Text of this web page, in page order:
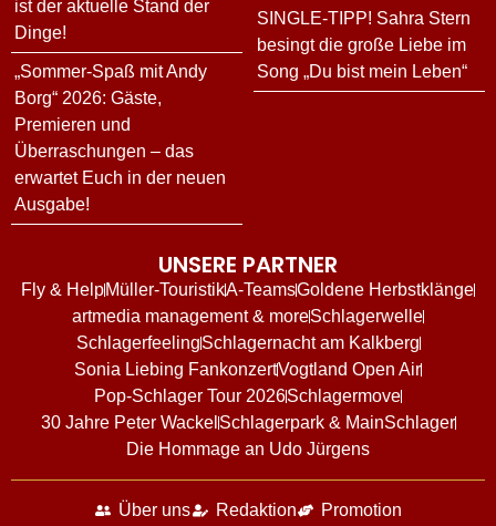
ist der aktuelle Stand der
Dinge!
„Sommer-Spaß mit Andy
Borg“ 2026: Gäste,
Premieren und
Überraschungen – das
erwartet Euch in der neuen
Ausgabe!
SINGLE-TIPP! Sahra Stern
besingt die große Liebe im
Song „Du bist mein Leben“
UNSERE PARTNER
Fly & HelpMüller-TouristikA-TeamsGoldene Herbstklänge
artmedia management & moreSchlagerwelle
SchlagerfeelingSchlagernacht am Kalkberg
Sonia Liebing FankonzertVogtland Open Air
Pop-Schlager Tour 2026Schlagermove
30 Jahre Peter Wackel Schlagerpark & MainSchlager
Die Hommage an Udo Jürgens
Über uns Redaktion
Promotion